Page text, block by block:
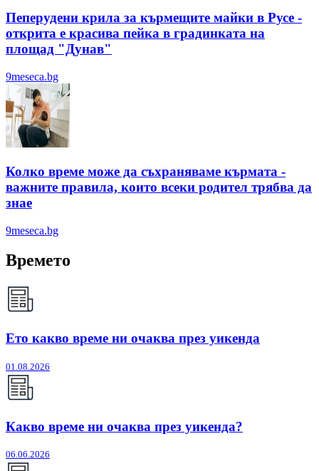
Пеперудени крила за кърмещите майки в Русе -
открита е красива пейка в градинката на
площад "Дунав"
9meseca.bg
Колко време може да съхраняваме кърмата -
важните правила, които всеки родител трябва да
знае
9meseca.bg
Времето
Ето какво време ни очаква през уикенда
01.08.2026
Какво време ни очаква през уикенда?
06.06.2026